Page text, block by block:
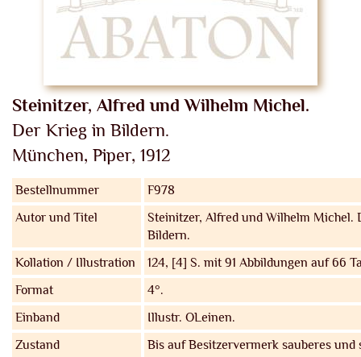
Steinitzer, Alfred und Wilhelm Michel.
Der Krieg in Bildern.
München, Piper, 1912
Bestellnummer
F978
Autor und Titel
Steinitzer, Alfred und Wilhelm Michel.
Bildern.
Kollation / Illustration
124, [4] S. mit 91 Abbildungen auf 66
Format
4°.
Einband
Illustr. OLeinen.
Zustand
Bis auf Besitzervermerk sauberes und